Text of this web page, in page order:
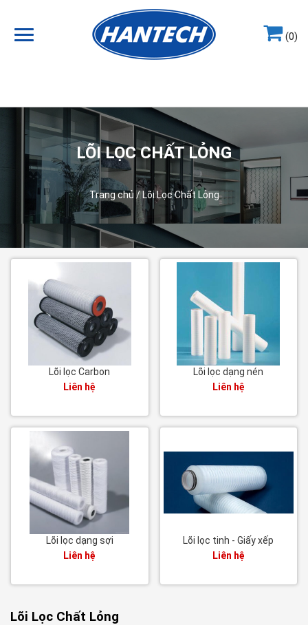
(0)
LÕI LỌC CHẤT LỎNG
Trang chủ / Lõi Lọc Chất Lỏng
Lõi lọc Carbon
Liên hệ
Lõi lọc dạng nén
Liên hệ
Lõi lọc dạng sợi
Liên hệ
Lõi lọc tinh - Giấy xếp
Liên hệ
Lõi Lọc Chất Lỏng